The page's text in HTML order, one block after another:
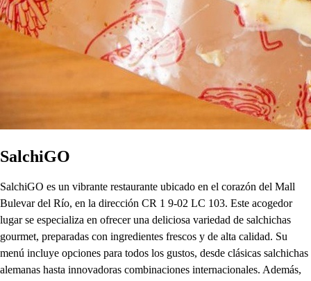
SalchiGO
SalchiGO es un vibrante restaurante ubicado en el corazón del Mall
Bulevar del Río, en la dirección CR 1 9-02 LC 103. Este acogedor
lugar se especializa en ofrecer una deliciosa variedad de salchichas
gourmet, preparadas con ingredientes frescos y de alta calidad. Su
menú incluye opciones para todos los gustos, desde clásicas salchichas
alemanas hasta innovadoras combinaciones internacionales. Además,